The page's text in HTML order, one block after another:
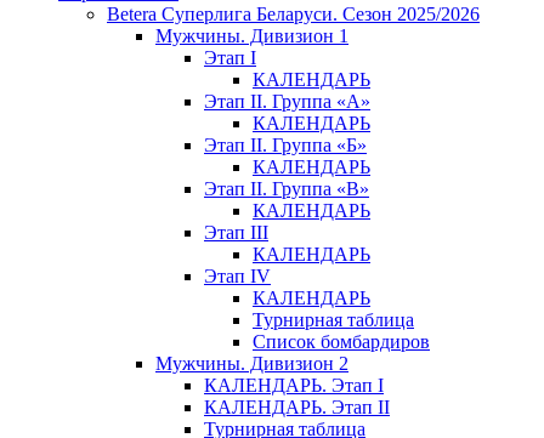
Betera Суперлига Беларуси. Сезон 2025/2026
Мужчины. Дивизион 1
Этап I
КАЛЕНДАРЬ
Этап II. Группа «А»
КАЛЕНДАРЬ
Этап II. Группа «Б»
КАЛЕНДАРЬ
Этап II. Группа «В»
КАЛЕНДАРЬ
Этап III
КАЛЕНДАРЬ
Этап IV
КАЛЕНДАРЬ
Турнирная таблица
Список бомбардиров
Мужчины. Дивизион 2
КАЛЕНДАРЬ. Этап I
КАЛЕНДАРЬ. Этап II
Турнирная таблица